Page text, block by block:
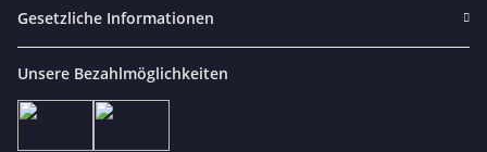
Gesetzliche Informationen
Unsere Bezahlmöglichkeiten